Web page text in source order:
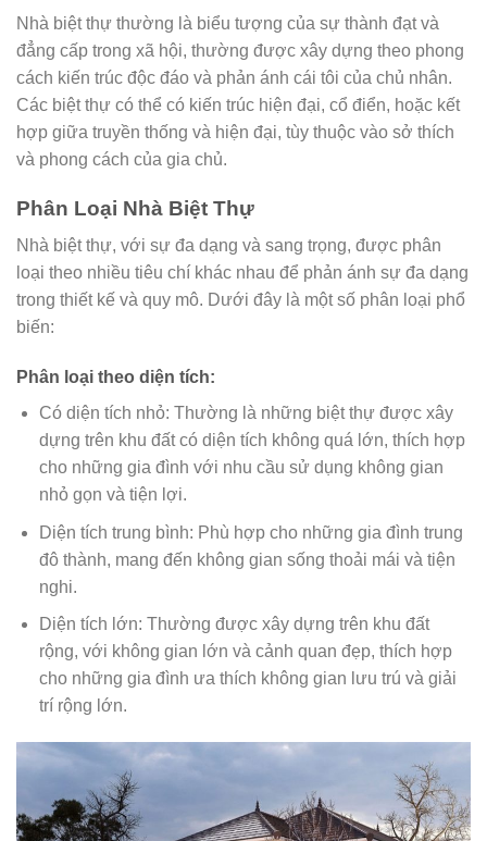
Nhà biệt thự thường là biểu tượng của sự thành đạt và
đẳng cấp trong xã hội, thường được xây dựng theo phong
cách kiến trúc độc đáo và phản ánh cái tôi của chủ nhân.
Các biệt thự có thể có kiến trúc hiện đại, cổ điển, hoặc kết
hợp giữa truyền thống và hiện đại, tùy thuộc vào sở thích
và phong cách của gia chủ.
Phân Loại Nhà Biệt Thự
Nhà biệt thự, với sự đa dạng và sang trọng, được phân
loại theo nhiều tiêu chí khác nhau để phản ánh sự đa dạng
trong thiết kế và quy mô. Dưới đây là một số phân loại phổ
biến:
Phân loại theo diện tích:
Có diện tích nhỏ: Thường là những biệt thự được xây
dựng trên khu đất có diện tích không quá lớn, thích hợp
cho những gia đình với nhu cầu sử dụng không gian
nhỏ gọn và tiện lợi.
Diện tích trung bình: Phù hợp cho những gia đình trung
đô thành, mang đến không gian sống thoải mái và tiện
nghi.
Diện tích lớn: Thường được xây dựng trên khu đất
rộng, với không gian lớn và cảnh quan đẹp, thích hợp
cho những gia đình ưa thích không gian lưu trú và giải
trí rộng lớn.